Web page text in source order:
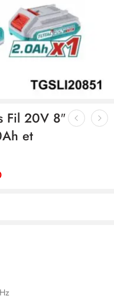
Fil 20V 8″
et